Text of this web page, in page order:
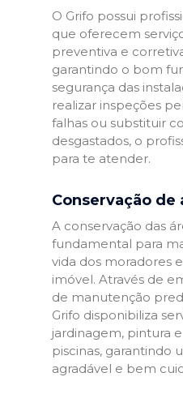
O Grifo possui
que oferecem
preventiva e
garantindo o bom
segurança das
realizar inspeções
falhas ou substituir
desgastados, o
para te atender.
Conservação de
A conservação das
fundamental para
vida dos moradores
imóvel. Através de
de manutenção
Grifo disponibiliza
jardinagem, pintura
piscinas, garantindo
agradável e bem